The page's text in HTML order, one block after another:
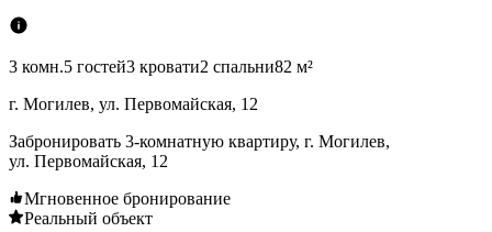
3 комн.5 гостей3 кровати2 спальни82 м²
г. Могилев, ул. Первомайская, 12
Забронировать 3-комнатную квартиру, г. Могилев,
ул. Первомайская, 12
Мгновенное бронирование
Реальный объект